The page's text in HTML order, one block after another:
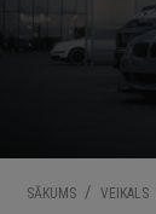
SĀKUMS / VEIKALS